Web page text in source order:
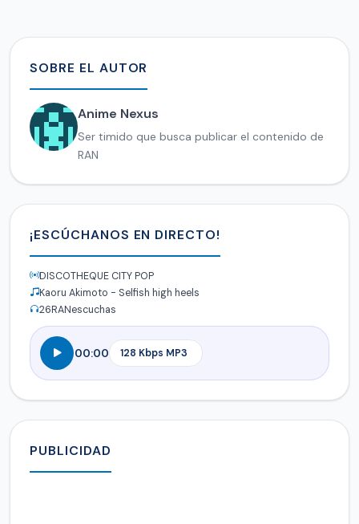
SOBRE EL AUTOR
Anime Nexus
Ser timido que busca publicar el contenido de
RAN
¡ESCÚCHANOS EN DIRECTO!
DISCOTHEQUE CITY POP
Kaoru Akimoto - Selfish high heels
26RANescuchas
00:00
PUBLICIDAD